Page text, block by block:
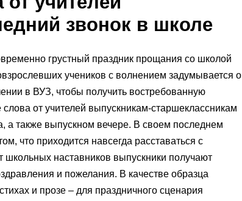
звонок в школе
грустный праздник прощания со школой
учеников с волнением задумывается о
в ВУЗ, чтобы получить востребованную
от учителей выпускникам-старшеклассникам
а также выпускном вечере. В своем последнем
что приходится навсегда расставаться с
наставников выпускники получают
и пожелания. В качестве образца
и прозе – для праздничного сценария